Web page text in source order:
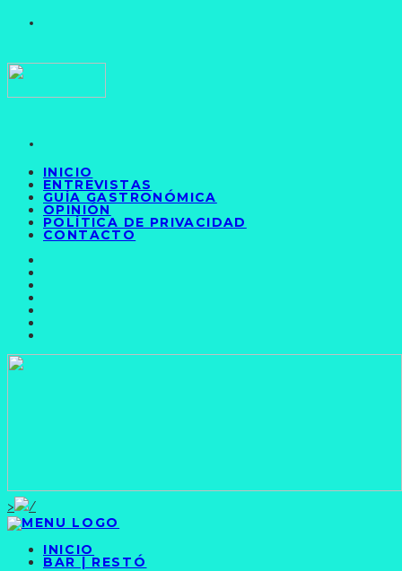
INICIO
ENTREVISTAS
GUÍA GASTRONÓMICA
OPINIÓN
POLÍTICA DE PRIVACIDAD
CONTACTO
>
INICIO
BAR | RESTÓ